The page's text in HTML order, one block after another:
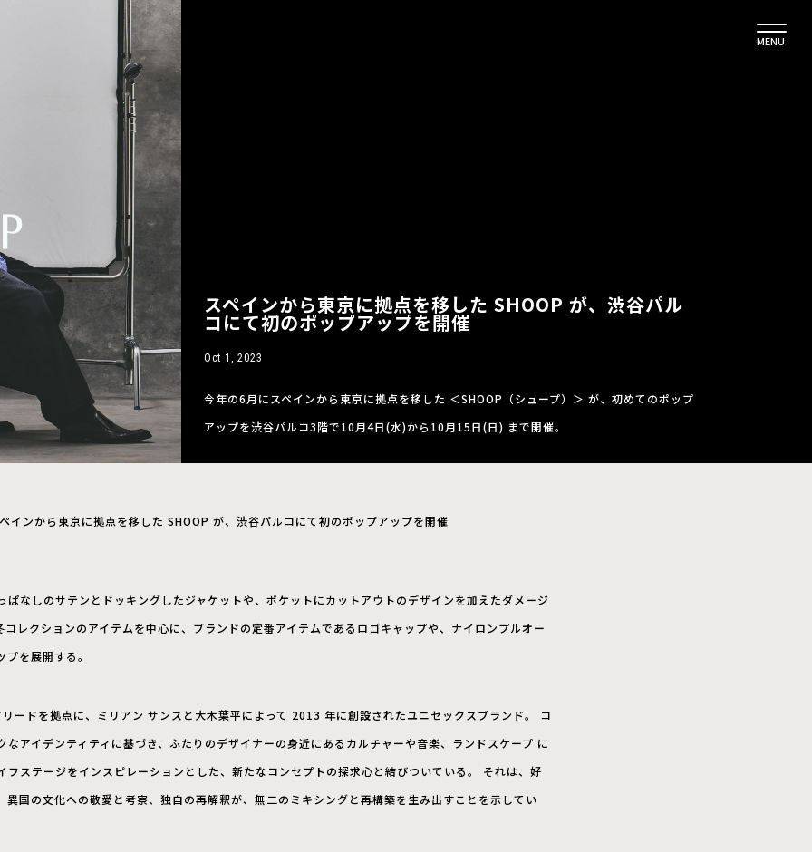
MENU
スペインから東京に拠点を移した SHOOP が、渋谷パル
コにて初のポップアップを開催
Oct 1, 2023
今年の6月にスペインから東京に拠点を移した ＜SHOOP（シュープ）＞ が、初めてのポップ
アップを渋谷パルコ3階で10月4日(水)から10月15日(日) まで開催。
インから東京に拠点を移した SHOOP が、渋谷パルコにて初のポップアップを開催
ぱなしのサテンとドッキングしたジャケットや、ポケットにカットアウトのデザインを加えたダメージ
レクションのアイテムを中心に、ブランドの定番アイテムであるロゴキャップや、ナイロンプルオー
を展開する。
ードを拠点に、ミリアン サンスと大木葉平によって 2013 年に創設されたユニセックスブランド。 コ
なアイデンティティに基づき、ふたりのデザイナーの身近にあるカルチャーや音楽、ランドスケープ に
フステージをインスピレーションとした、新たなコンセプトの探求心と結びついている。 それは、好
異国の文化への敬愛と考察、独自の再解釈が、無二のミキシングと再構築を生み出すことを示してい